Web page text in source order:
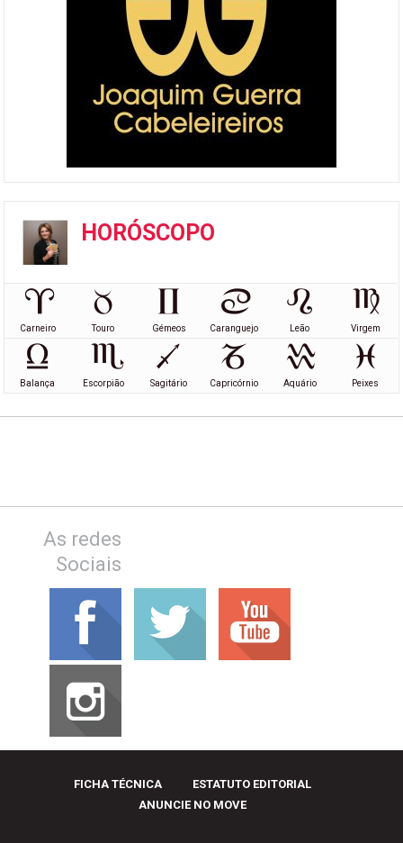
HORÓSCOPO
Carneiro Touro Gémeos Caranguejo Leão Virgem
Balança Escorpião Sagitário Capricórnio Aquário Peixes
As redes
Sociais
FICHA TÉCNICA
ESTATUTO EDITORIAL
ANUNCIE NO MOVE